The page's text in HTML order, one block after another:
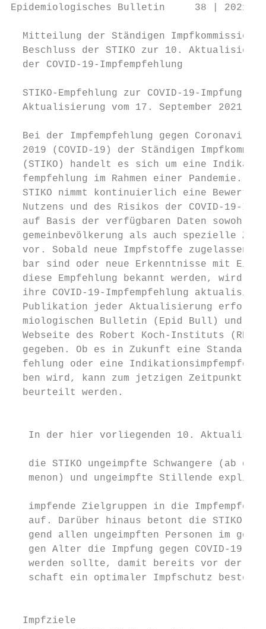
Epidemiologisches Bulletin     38 |
Mitteilung der Ständigen Impfkommission
Beschluss der STIKO zur 10.
  der COVID-19-Impfempfehlung
  STIKO-Empfehlung zur COVID-19-Impfung
  Aktualisierung vom 17. September 2021
Bei der Impfempfehlung gegen
2019 (COVID-19) der Ständigen
(STIKO) handelt es sich um eine
fempfehlung im Rahmen einer Pandemie.
STIKO nimmt kontinuierlich eine
Nutzens und des Risikos der COVID-19-
auf Basis der verfügbaren Daten sowohl
gemeinbevölkerung als auch spezielle
vor. Sobald neue Impfstoffe zugelassen
bar sind oder neue Erkenntnisse mit
diese Empfehlung bekannt werden, wird
ihre COVID-19-Impfempfehlung
Publikation jeder Aktualisierung
miologischen Bulletin (Epid Bull) und
Webseite des Robert Koch-Instituts
gegeben. Ob es in Zukunft eine
fehlung oder eine
ben wird, kann zum jetzigen Zeitpunkt
beurteilt werden.
In der hier vorliegenden 10.
die STIKO ungeimpfte Schwangere (ab dem
menon) und ungeimpfte Stillende
impfende Zielgruppen in die
auf. Darüber hinaus betont die STIKO,
gend allen ungeimpften Personen im
gen Alter die Impfung gegen COVID-19
werden sollte, damit bereits vor der
schaft ein optimaler Impf­schutz
Impfziele